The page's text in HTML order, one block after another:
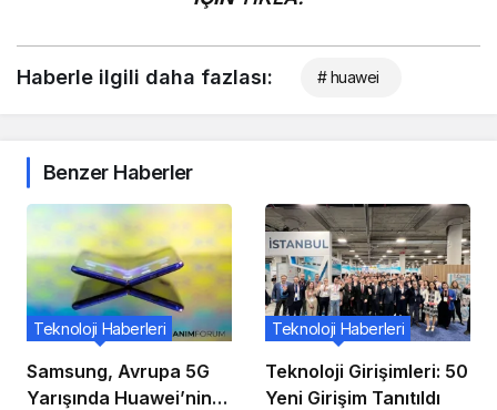
Haberle ilgili daha fazlası: # huawei
Benzer Haberler
Samsung, Avrupa 5G
Yarışında Huawei’nin
Teknoloji Haberleri
Teknoloji Girişimleri: 50
Yeni Girişim Tanıtıldı
Teknoloji Haberleri